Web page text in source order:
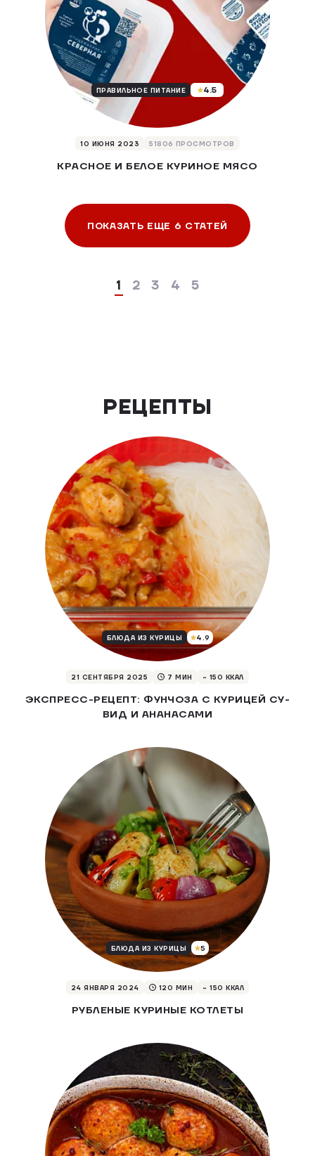
ПРАВИЛЬНОЕ ПИТАНИЕ 4.5
10 ИЮНЯ 2023 51806 ПРОСМОТРОВ
КРАСНОЕ И БЕЛОЕ КУРИНОЕ МЯСО
ПОКАЗАТЬ ЕЩЕ 6 СТАТЕЙ
1 2 3 4 5
РЕЦЕПТЫ
БЛЮДА ИЗ КУРИЦЫ 4.9
21 СЕНТЯБРЯ 2025 7 МИН ~ 150 ККАЛ
ЭКСПРЕСС-РЕЦЕПТ: ФУНЧОЗА С КУРИЦЕЙ СУ-
ВИД И АНАНАСАМИ
БЛЮДА ИЗ КУРИЦЫ 5
24 ЯНВАРЯ 2024 120 МИН ~ 150 ККАЛ
РУБЛЕНЫЕ КУРИНЫЕ КОТЛЕТЫ